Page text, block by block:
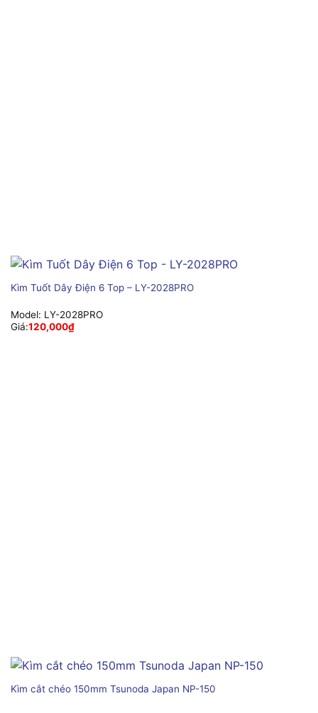
Kìm Tuốt Dây Điện 6 Top – LY-2028PRO
Model: LY-2028PRO
Giá:120,000₫
Kìm cắt chéo 150mm Tsunoda Japan NP-150